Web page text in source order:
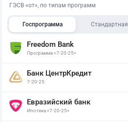
ГЭСВ «от», по типам программ
Госпрограмма Стандартная
Freedom Bank
Программа «7-20-25»
Банк ЦентрКредит
7-20-25
Евразийский банк
Ипотека «7-20-25»